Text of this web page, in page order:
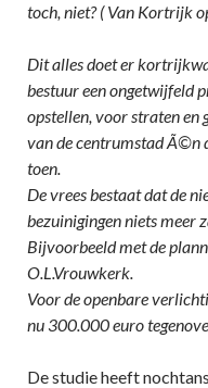
toch, niet? ( Van Kortrijk
Dit alles doet er
bestuur een ongetwijfeld
opstellen, voor straten en
van de centrumstad Ã©n
toen.
De vrees bestaat dat de
bezuinigingen niets meer
Bijvoorbeeld met de
O.L.Vrouwkerk.
Voor de openbare
nu 300.000 euro
De studie heeft